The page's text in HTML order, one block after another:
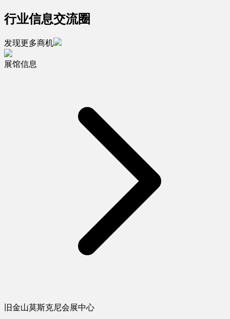
行业信息交流圈
发现更多商机
展馆信息
旧金山莫斯克尼会展中心